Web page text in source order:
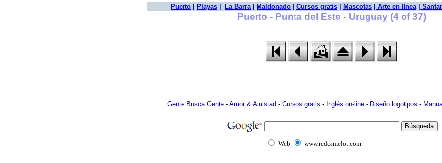
Puerto Playas La Barra| Maldonado Cursos gratis Mascotas Arte en línea|
Puerto - Punta del Este - Uruguay (4 of 37)
Gente Busca Gente- Amor & Amistad - Cursos gratis - Inglés on-line- Diseño logotipos -
Web www.redcamelot.com